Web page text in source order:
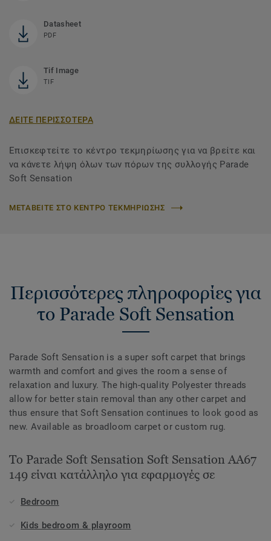
Datasheet
PDF
Tif Image
TIF
ΔΕΙΤΕ ΠΕΡΙΣΣΟΤΕΡΑ
Επισκεφτείτε το κέντρο τεκμηρίωσης για να βρείτε και
να κάνετε λήψη όλων των πόρων της συλλογής Parade
Soft Sensation
ΜΕΤΑΒΕΙΤΕ ΣΤΟ ΚΕΝΤΡΟ ΤΕΚΜΗΡΙΩΣΗΣ
Περισσότερες πληροφορίες για
το Parade Soft Sensation
Parade Soft Sensation is a super soft carpet that brings
warmth and comfort and gives the room a sense of
relaxation and luxury. The high-quality Polyester threads
allow for better stain removal than any other carpet and
thus ensure that Soft Sensation continues to look good as
new. Available as broadloom carpet or custom rug.
Το Parade Soft Sensation Soft Sensation AA67
149 είναι κατάλληλο για εφαρμογές σε
Bedroom
Kids bedroom & playroom